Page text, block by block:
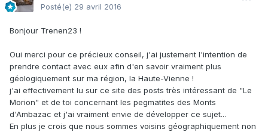
Posté(e) 29 avril 2016
Bonjour Trenen23 !
Oui merci pour ce précieux conseil, j'ai justement l'intention de
prendre contact avec eux afin d'en savoir vraiment plus
géologiquement sur ma région, la Haute-Vienne !
j'ai effectivement lu sur ce site des posts très intéressant de "Le
Morion" et de toi concernant les pegmatites des Monts
d'Ambazac et j'ai vraiment envie de développer ce sujet...
En plus je crois que nous sommes voisins géographiquement non